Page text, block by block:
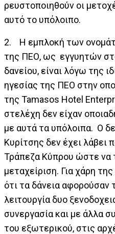
ρευστοποιηθούν οι
αυτό το υπόλοιπο.
2. Η εμπλοκή των
της ΠΕΟ, ως εγγυητών
δανείου, είναι λόγω της
ηγεσίας της ΠΕΟ στην
της Tamasos Hotel
στελέχη δεν είχαν
με αυτά τα υπόλοιπα. Ο
Κυρίτσης δεν έχει λάβει
Τράπεζα Κύπρου ώστε να
μεταχείριση. Για χάρη
ότι τα δάνεια αφορούσαν
λειτουργία δυο
συνεργασία και με άλλα
του εξωτερικού, στις